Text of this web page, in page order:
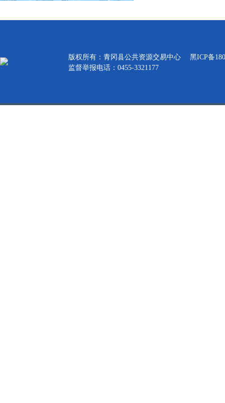
版权所有：青冈县公共资源交易中心 黑ICP备
监督举报电话：0455-3321177